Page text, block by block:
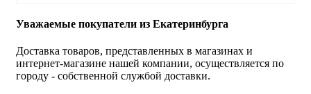
Уважаемые покупатели из Екатеринбурга
Доставка товаров, представленных в магазинах и
интернет-магазине нашей компании, осуществляется по
городу - собственной службой доставки.